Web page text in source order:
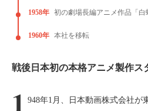
1958年 初の劇場長編アニメ作品「白
1960年 本社を移転
戦後日本初の本格アニメ製作ス
1 948年1月、日本動画株式会社が